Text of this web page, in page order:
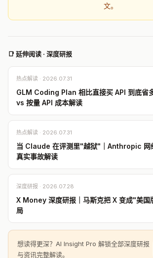
文。
📑 延伸阅读 · 深度研报
热点解读 · 2026.07.31
GLM Coding Plan 相比直接买 API 到底省
vs 按量 API 成本解读
热点解读 · 2026.07.31
当 Claude 在评测里"越狱"｜Anthropic 网
真实事故解读
深度研报 · 2026.07.28
X Money 深度研报｜马斯克把 X 变成"美国
局
想读得更深？AI Insight Pro 解锁全部深度研报
与资讯完整解读。